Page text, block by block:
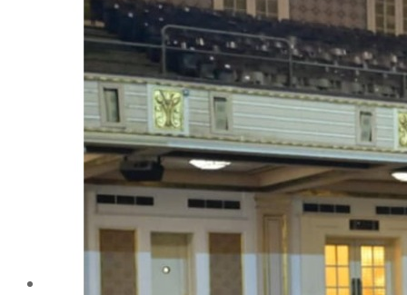
مستشارى لجان الإتحاد
تليفونات تهمك
الجوائز والمراكز خلال العام الجامعى 2019-2020
الأنشطة الطلابية
2016-2017
2017-2018
2019-2020
2020-2021
الخريجون
ملتقى الخريجين
خريجى الكلية
المستندات المطلوبة لاستخراج شهادات التخرج